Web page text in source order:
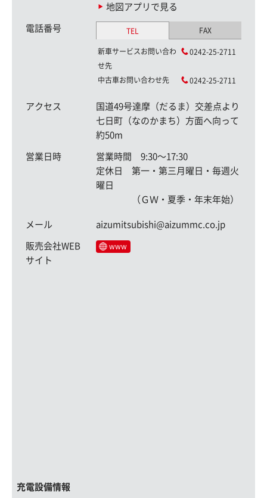
地図アプリで見る
電話番号 TEL FAX
新車サービスお問い合わ
せ先
0242-25-2711
中古車お問い合わせ先 0242-25-2711
アクセス
国道49号達摩（だるま）交差点より
七日町（なのかまち）方面へ向って
約50m
営業日時
営業時間 9:30〜17:30
定休日 第一・第三月曜日・毎週火
曜日
（ＧＷ・夏季・年末年始）
メール aizumitsubishi@aizummc.co.jp
販売会社WEB
サイト
www
充電設備情報